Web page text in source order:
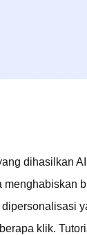
dihasilkan
klik.